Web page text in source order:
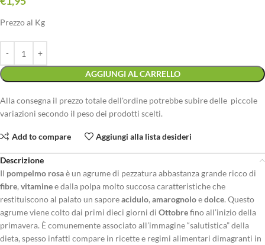
Prezzo al Kg
AGGIUNGI AL CARRELLO
Alla consegna il prezzo totale dell'ordine potrebbe subire delle piccole
variazioni secondo il peso dei prodotti scelti.
Add to compare Aggiungi alla lista desideri
Descrizione
Il pompelmo rosaè un agrume di pezzatura abbastanza grande ricco di
fibre, vitaminee dalla polpa molto succosa caratteristiche che
restituiscono al palato un saporeacidulo, amarognoloedolce. Questo
agrume viene colto dai primi dieci giorni di Ottobrefino all’inizio della
primavera. È comunemente associato all’immagine “salutistica” della
dieta, spesso infatti compare in ricette e regimi alimentari dimagranti in